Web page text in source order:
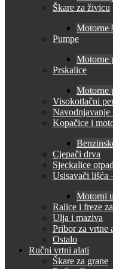
Škare za živicu
Motorne
Pumpe
Motorne
Prskalice
Motorne
Visokotlačni
Navodnjavanje
Kopačice i
Cjepači drva
Sjeckalice
Usisavači lišća
Motorni
Ralice i freze
Ulja i maziva
Pribor za vrtne
Ostalo
Ručni vrtni alati
Škare za grane